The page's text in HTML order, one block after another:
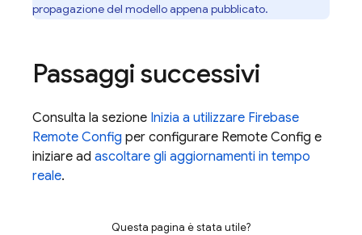
propagazione del modello appena pubblicato.
Passaggi successivi
Consulta la sezione Inizia a utilizzare Firebase
Remote Config per configurare Remote Config e
iniziare ad ascoltare gli aggiornamenti in tempo
reale.
Questa pagina è stata utile?